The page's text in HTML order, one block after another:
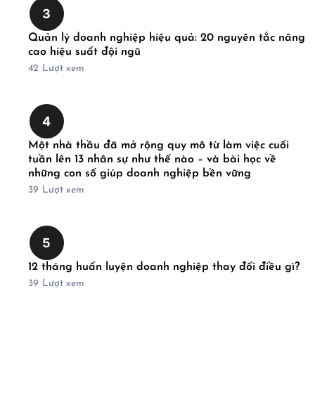
3
Quản lý doanh nghiệp hiệu quả: 20 nguyên tắc nâng
cao hiệu suất đội ngũ
42 Lượt xem
4
Một nhà thầu đã mở rộng quy mô từ làm việc cuối
tuần lên 13 nhân sự như thế nào – và bài học về
những con số giúp doanh nghiệp bền vững
39 Lượt xem
5
12 tháng huấn luyện doanh nghiệp thay đổi điều gì?
39 Lượt xem